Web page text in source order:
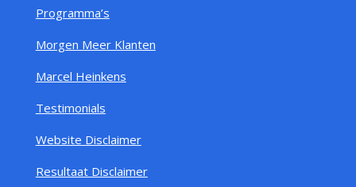
Programma’s
Morgen Meer Klanten
Marcel Heinkens
Testimonials
Website Disclaimer
Resultaat Disclaimer